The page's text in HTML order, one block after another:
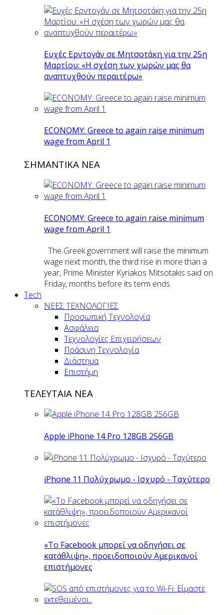
Ευχές Ερντογάν σε Μητσοτάκη για την 25η
Μαρτίου: «Η σχέση των χωρών μας θα
αναπτυχθούν περαιτέρω»
ECONOMY: Greece to again raise minimum
wage from April 1
ΣΗΜΑΝΤΙΚΑ ΝΕΑ
ECONOMY: Greece to again raise minimum
wage from April 1
The Greek government will raise the minimum
wage next month, the third rise in more than a
year, Prime Minister Kyriakos Mitsotakis said on
Friday, months before its term ends.
Tech
ΝΕΕΣ ΤΕΧΝΟΛΟΓΙΕΣ
Προσωπική Τεχνολογία
Ασφάλεια
Τεχνολογίες Επιχειρήσεων
Πράσινη Τεχνολογία
Διάστημα
Επιστήμη
ΤΕΛΕΥΤΑΙΑ ΝΕΑ
Apple iPhone 14 Pro 128GB 256GB
iPhone 11 Πολύχρωμο - Ισχυρό - Ταχύτερο
«Το Facebook μπορεί να οδηγήσει σε
κατάθλιψη», προειδοποιούν Αμερικανοί
επιστήμονες